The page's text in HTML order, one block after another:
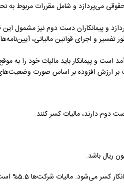
می‌پردازد و شامل مقررات مربوط به
و پیمانکاران دست دوم نیز مشمول
تفسیر و اجرای قوانین مالیاتی،
است و پیمانکار باید مالیات خود را به
بر ارزش افزوده بر اساس صورت
دوم دارند، مالیات کسر کنند.